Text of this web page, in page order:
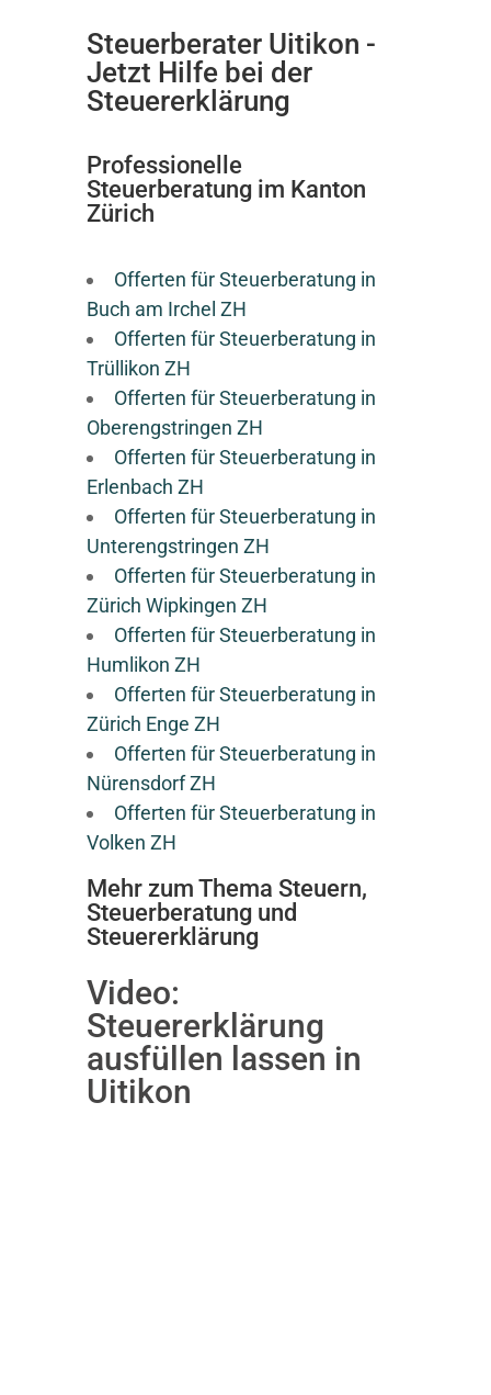
Steuerberater Uitikon -
Jetzt Hilfe bei der
Steuererklärung
Professionelle
Steuerberatung im Kanton
Zürich
Offerten für Steuerberatung in
Buch am Irchel ZH
Offerten für Steuerberatung in
Trüllikon ZH
Offerten für Steuerberatung in
Oberengstringen ZH
Offerten für Steuerberatung in
Erlenbach ZH
Offerten für Steuerberatung in
Unterengstringen ZH
Offerten für Steuerberatung in
Zürich Wipkingen ZH
Offerten für Steuerberatung in
Humlikon ZH
Offerten für Steuerberatung in
Zürich Enge ZH
Offerten für Steuerberatung in
Nürensdorf ZH
Offerten für Steuerberatung in
Volken ZH
Mehr zum Thema Steuern,
Steuerberatung und
Steuererklärung
Video:
Steuererklärung
ausfüllen lassen in
Uitikon